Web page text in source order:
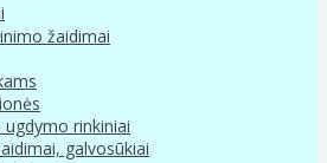
žaidimai
ugdymo rinkiniai
galvosūkiai